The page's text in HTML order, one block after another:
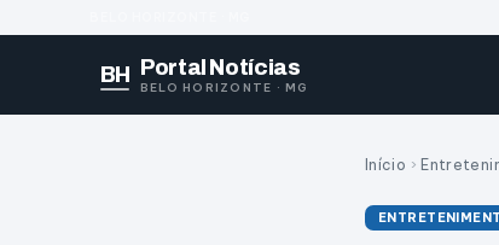
BH Portal Notícias
BELO HORIZONTE · MG
Início ›